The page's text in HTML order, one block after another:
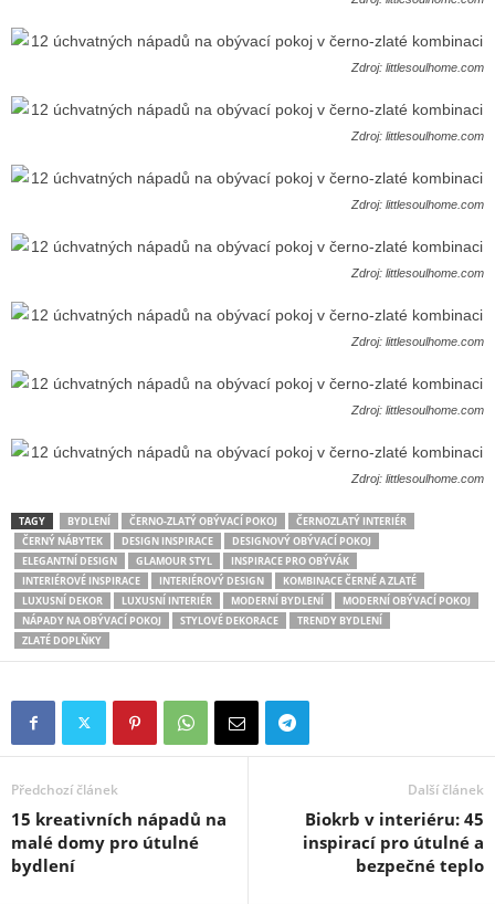
Zdroj: littlesoulhome.com
Zdroj: littlesoulhome.com
Zdroj: littlesoulhome.com
Zdroj: littlesoulhome.com
Zdroj: littlesoulhome.com
Zdroj: littlesoulhome.com
Zdroj: littlesoulhome.com
TAGY BYDLENÍ ČERNO-ZLATÝ OBÝVACÍ POKOJ
ČERNOZLATÝ INTERIÉR
ČERNÝ NÁBYTEK
DESIGN INSPIRACE
DESIGNOVÝ OBÝVACÍ POKOJ
ELEGANTNÍ DESIGN
GLAMOUR STYL
INSPIRACE PRO OBÝVÁK
INTERIÉROVÉ INSPIRACE
INTERIÉROVÝ DESIGN
KOMBINACE ČERNÉ A ZLATÉ
LUXUSNÍ DEKOR
LUXUSNÍ INTERIÉR MODERNÍ BYDLENÍ
MODERNÍ OBÝVACÍ POKOJ
NÁPADY NA OBÝVACÍ POKOJ
STYLOVÉ DEKORACE
TRENDY BYDLENÍ
ZLATÉ DOPLŇKY
Předchozí článek
15 kreativních nápadů na
malé domy pro útulné
bydlení
Další článek
Biokrb v interiéru: 45
inspirací pro útulné a
bezpečné teplo